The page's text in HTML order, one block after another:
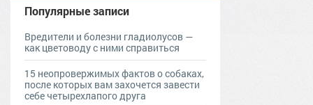
Популярные записи
Вредители и болезни гладиолусов —
как цветоводу с ними справиться
15 неопровержимых фактов о собаках,
после которых вам захочется завести
себе четырехлапого друга